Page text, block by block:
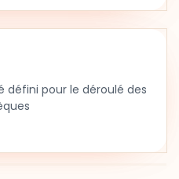
pour le déroulé des